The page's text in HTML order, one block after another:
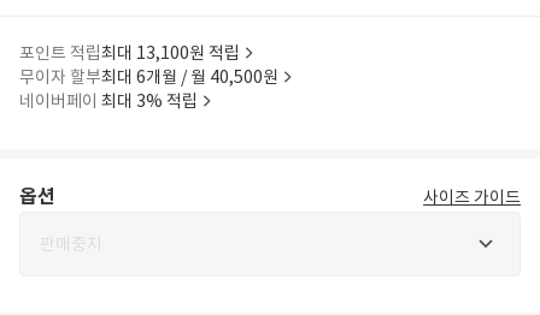
포인트 적립최대 13,100원 적립
무이자 할부최대 6개월 / 월 40,500원
네이버페이 최대 3% 적립
옵션 사이즈 가이드
판매중지